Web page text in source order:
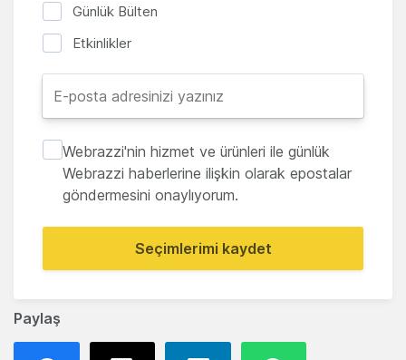
Paylaş
Günlük Bülten
Etkinlikler
Webrazzi'nin hizmet ve ürünleri ile günlük
Webrazzi haberlerine ilişkin olarak epostalar
göndermesini onaylıyorum.
Seçimlerimi kaydet